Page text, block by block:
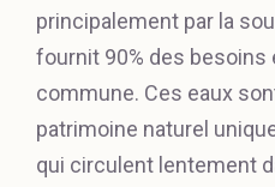
principalement par la
fournit 90% des besoins
commune. Ces eaux
patrimoine naturel
qui circulent lentement